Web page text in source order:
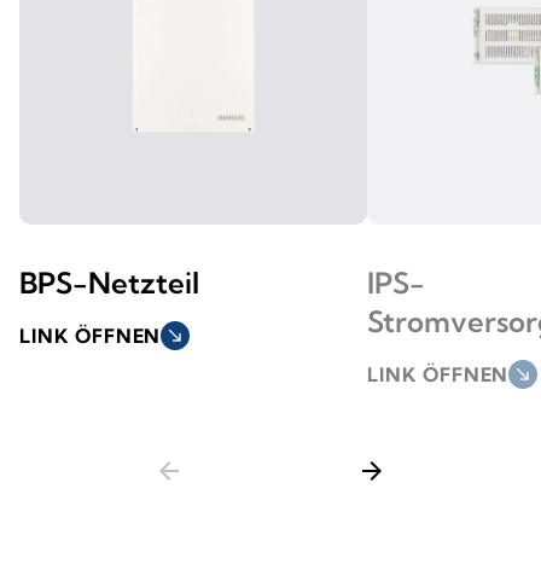
BPS-Netzteil
LINK ÖFFNEN south_east
IPS-
LINK ÖFFNEN south_east
arrow_back arrow_forward